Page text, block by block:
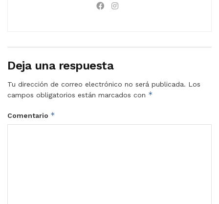
Deja una respuesta
Tu dirección de correo electrónico no será publicada. Los
campos obligatorios están marcados con *
Comentario *